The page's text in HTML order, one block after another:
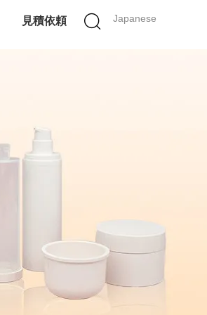
Japanese
見積依頼